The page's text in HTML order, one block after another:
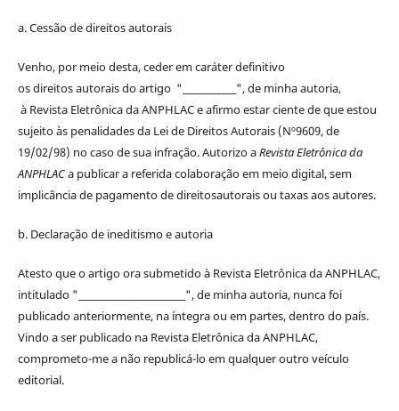
a. Cessão dedireitosautorais
Venho, por meio desta, ceder em caráter definitivo
osdireitosautoraisdo artigo "____________", de minha autoria,
à Revista Eletrônica da ANPHLACe afirmo estar ciente de que estou
sujeito às penalidades da Lei de DireitosAutorais(Nº9609, de
19/02/98) no caso de sua infração. Autorizo aRevista Eletrônica da
ANPHLACa publicar a referida colaboração em meio digital, sem
implicância de pagamento dedireitosautoraisou taxas aos autores.
b. Declaração de ineditismo e autoria
Atesto que o artigo ora submetido à Revista Eletrônica da ANPHLAC,
intitulado "________________________", de minha autoria, nunca foi
publicado anteriormente, na íntegra ou em partes, dentrodo país.
Vindo a ser publicado na Revista Eletrônica da ANPHLAC,
comprometo-me a não republicá-lo em qualquer outro veículo
editorial.